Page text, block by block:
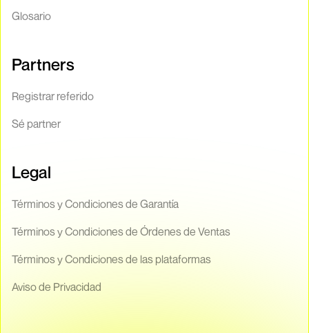
Glosario
Partners
Registrar referido
Sé partner
Legal
Términos y Condiciones de Garantía
Términos y Condiciones de Órdenes de Ventas
Términos y Condiciones de las plataformas
Aviso de Privacidad